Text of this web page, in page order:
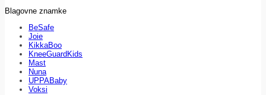
Blagovne znamke
BeSafe
Joie
KikkaBoo
KneeGuardKids
Mast
Nuna
UPPABaby
Voksi